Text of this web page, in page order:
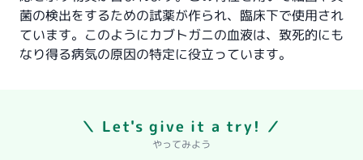
菌の検出をするための試薬が作られ、臨床下で使用され
ています。このようにカブトガニの血液は、致死的にも
なり得る病気の原因の特定に役立っています。
＼ Let's give it a try! ／
やってみよう